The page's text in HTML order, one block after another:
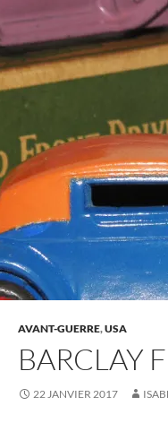
AVANT-GUERRE,USA
BARCLAY
22 JANVIER 2017